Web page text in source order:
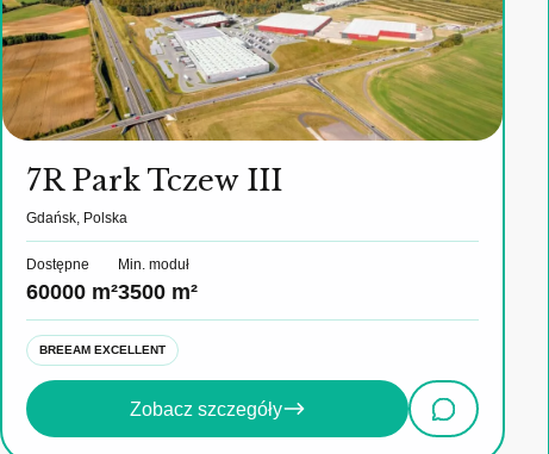
7R Park Tczew III
Gdańsk, Polska
Dostępne
60000 m²
Min. moduł
3500 m²
BREEAM EXCELLENT
Zobacz szczegóły